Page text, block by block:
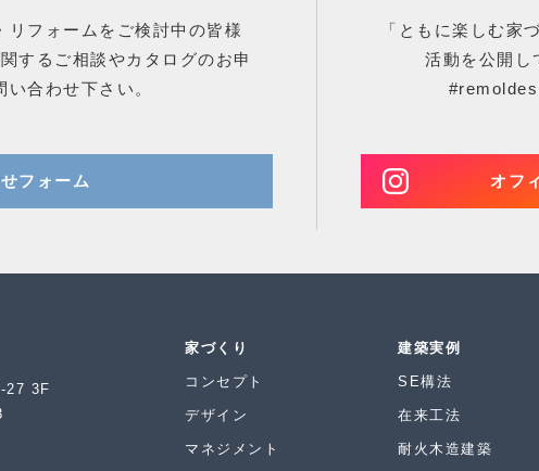
フォームをご検討中の皆様
するご相談やカタログのお申
合わせ下さい。
フォーム
「ともに楽しむ家
活動を公開し
オフ
27 3F
家づくり
コンセプト
デザイン
マネジメント
建築実例
SE構法
在来工法
耐火木造建築